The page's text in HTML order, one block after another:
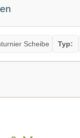
Scheibe Typ: